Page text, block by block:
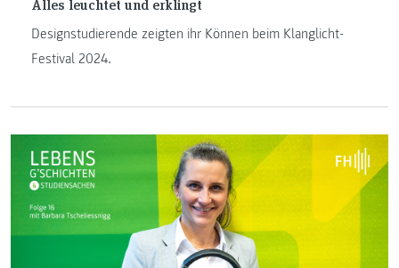
Alles leuchtet und erklingt
Designstudierende zeigten ihr Können beim Klanglicht-
Festival 2024.